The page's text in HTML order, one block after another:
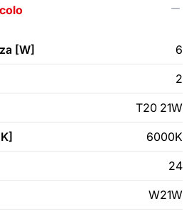
[W] 6
2
T20 21W
6000K
24
W21W